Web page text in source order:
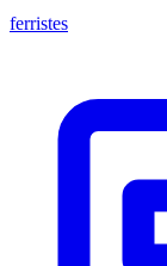
ferristes